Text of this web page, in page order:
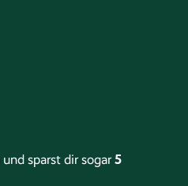
und sparst dir sogar5